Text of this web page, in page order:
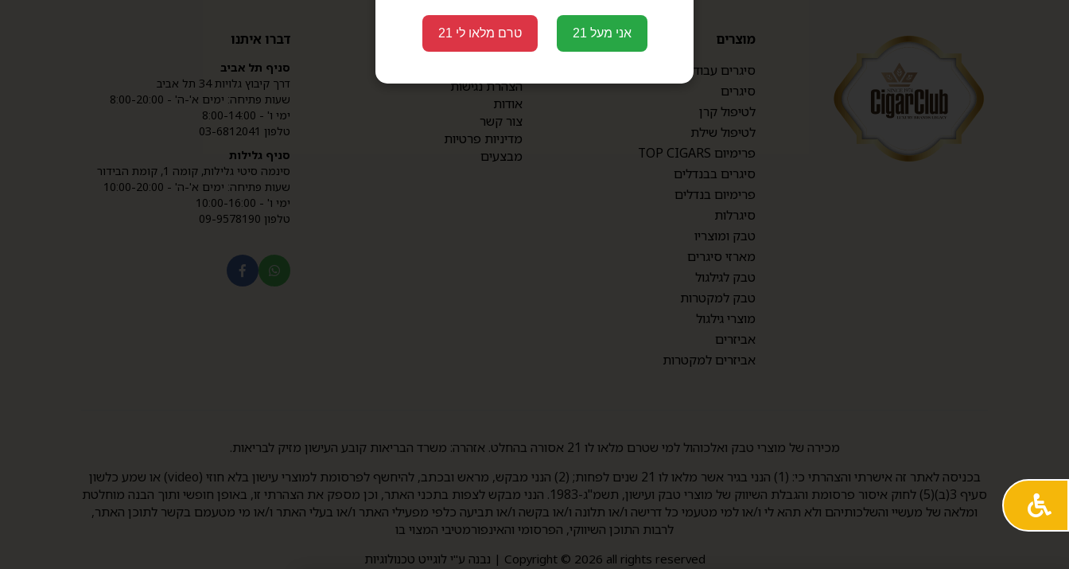
דברו איתנו
סניף תל אביב
דרך קיבוץ גלויות 34 תל אביב
שעות פתיחה: ימים א'-ה' - 8:00-20:00
ימי ו' - 8:00-14:00
טלפון 03-6812041
סניף גלילות
סינמה סיטי גלילות, קומה 1, קומת הבידור
שעות פתיחה: ימים א'-ה' - 10:00-20:00
ימי ו' - 10:00-16:00
טלפון 09-9578190
תפריט
הצהרת נגישות
אודות
צור קשר
מדיניות פרטיות
מבצעים
מוצרים
סיגרים עבודת יד
סיגרים
לטיפול קרן
לטיפול שילת
פרימיום TOP CIGARS
סיגרים בבנדלים
פרימיום בנדלים
סיגרלות
טבק ומוצריו
מארזי סיגרים
טבק לגילגול
טבק למקטרות
מוצרי גילגול
אביזרים
אביזרים למקטרות
מכירה של מוצרי טבק ואלכוהול למי שטרם מלאו לו 21 אסורה בהחלט. אזהרה: משרד הבריאות קובע העישון מזיק לבריאות.
בכניסה לאתר זה אישרתי והצהרתי כי: (1) הנני בגיר אשר מלאו לו 21 שנים לפחות; (2) הנני מבקש, מראש ובכתב, להיחשף לפרסומת למוצרי עישון בלא חוזי (video) או שמע כלשון
סעיף 3(ב)(5) לחוק איסור פרסומת והגבלת השיווק של מוצרי טבק ועישון, תשמ"ג-1983. הנני מבקש לצפות בתכני האתר, וכן מספק את הצהרתי זו, באופן חופשי ותוך הבנה מוחלטת
ומלאה של מעשיי והשלכותיהם ולא תהא לי ו/או למי מטעמי כל דרישה ו/או תלונה ו/או בקשה ו/או תביעה כלפי מפעילי האתר ו/או בעלי האתר ו/או מי מטעמם בקשר לתוכן האתר,
לרבות התוכן השיווקי, הפרסומי והאינפורמטיבי המצוי בו
Copyright © 2026 all rights reserved | נבנה ע"י לוגייט טכנולוגיות
אני מעל 21 טרם מלאו לי 21